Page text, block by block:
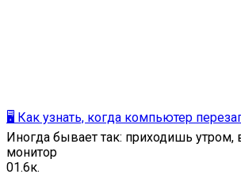
🖥️ Как узнать, когда компьютер
Иногда бывает так: приходишь
монитор
01.6к.